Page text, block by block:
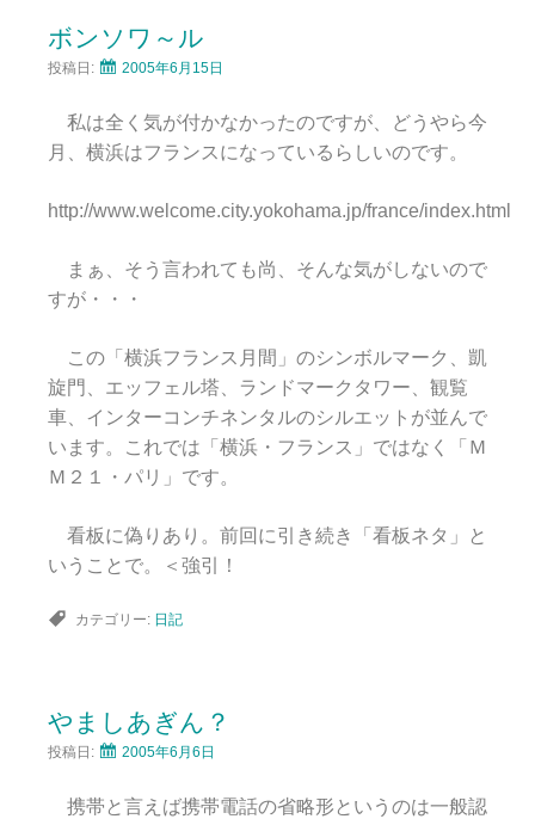
ボンソワ～ル
投稿日: 2005年6月15日
私は全く気が付かなかったのですが、どうやら今
月、横浜はフランスになっているらしいのです。
http://www.welcome.city.yokohama.jp/france/index.html
まぁ、そう言われても尚、そんな気がしないので
すが・・・
この「横浜フランス月間」のシンボルマーク、凱
旋門、エッフェル塔、ランドマークタワー、観覧
車、インターコンチネンタルのシルエットが並んで
います。これでは「横浜・フランス」ではなく「Ｍ
Ｍ２１・パリ」です。
看板に偽りあり。前回に引き続き「看板ネタ」と
いうことで。＜強引！
カテゴリー: 日記
やましあぎん？
投稿日: 2005年6月6日
携帯と言えば携帯電話の省略形というのは一般認